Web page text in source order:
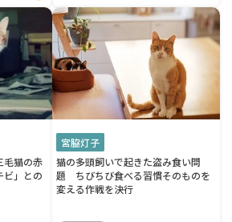
毛猫の赤
」との
宮脇灯子
猫の多頭飼いで起きた盗み食い問
題 ちびちび食べる習慣そのものを
変える作戦を決行